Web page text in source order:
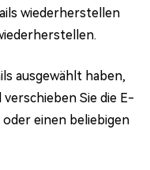
wiederherstellen
ausgewählt haben,
verschieben Sie die E-
einen beliebigen